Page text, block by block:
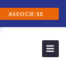
ASSOCIE-SE